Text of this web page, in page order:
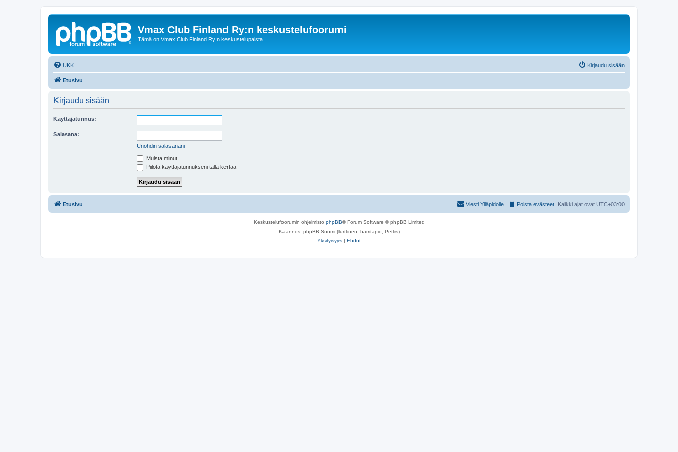
Vmax Club Finland Ry:n keskustelufoorumi
Tämä on Vmax Club Finland Ry:n keskustelupalsta.
UKK Kirjaudu sisään
Etusivu
Kirjaudu sisään
Käyttäjätunnus:
Salasana:
Unohdin salasanani
Muista minut
Piilota käyttäjätunnukseni tällä kertaa
Etusivu Kaikki ajat ovat UTC+03:00
Poista evästeet
Viesti Ylläpidolle
Keskustelufoorumin ohjelmisto phpBB® Forum Software © phpBB Limited
Käännös: phpBB Suomi (lurttinen, harritapio, Pettis)
Yksityisyys | Ehdot